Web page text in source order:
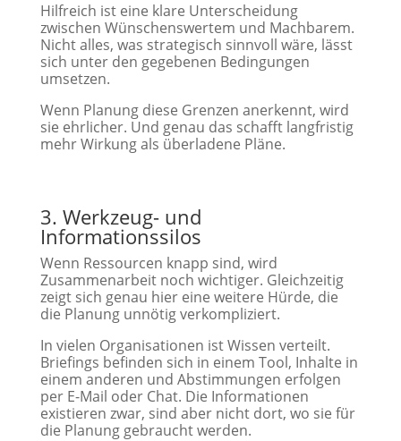
Hilfreich ist eine klare Unterscheidung
zwischen Wünschenswertem und Machbarem.
Nicht alles, was strategisch sinnvoll wäre, lässt
sich unter den gegebenen Bedingungen
umsetzen.
Wenn Planung diese Grenzen anerkennt, wird
sie ehrlicher. Und genau das schafft langfristig
mehr Wirkung als überladene Pläne.
3. Werkzeug- und
Informationssilos
Wenn Ressourcen knapp sind, wird
Zusammenarbeit noch wichtiger. Gleichzeitig
zeigt sich genau hier eine weitere Hürde, die
die Planung unnötig verkompliziert.
In vielen Organisationen ist Wissen verteilt.
Briefings befinden sich in einem Tool, Inhalte in
einem anderen und Abstimmungen erfolgen
per E-Mail oder Chat. Die Informationen
existieren zwar, sind aber nicht dort, wo sie für
die Planung gebraucht werden.